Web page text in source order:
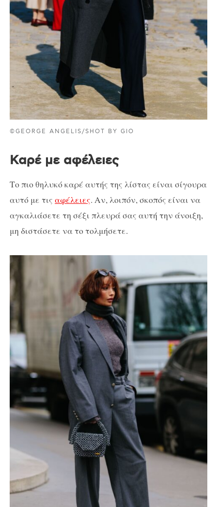
©GEORGE ANGELIS/SHOT BY GIO
Καρέ με αφέλειες
Το πιο θηλυκό καρέ αυτής της λίστας είναι σίγουρα
αυτό με τις αφέλειες. Αν, λοιπόν, σκοπός είναι να
αγκαλιάσετε τη σέξι πλευρά σας αυτή την άνοιξη,
μη διστάσετε να το τολμήσετε.